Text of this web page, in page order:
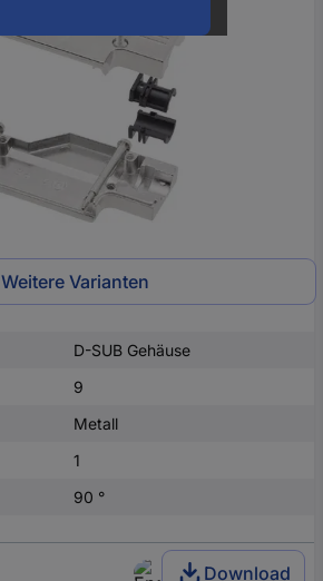
Weitere Varianten
D-SUB Gehäuse
9
Metall
1
90 °
Download